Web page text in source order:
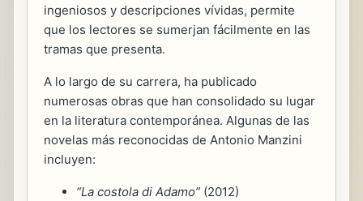
ingeniosos y descripciones vívidas, permite
que los lectores se sumerjan fácilmente en las
tramas que presenta.
A lo largo de su carrera, ha publicado
numerosas obras que han consolidado su lugar
en la literatura contemporánea. Algunas de las
novelas más reconocidas de Antonio Manzini
incluyen:
“La costola di Adamo” (2012)